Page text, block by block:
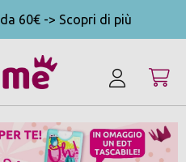
da 60€ -> Scopri di più